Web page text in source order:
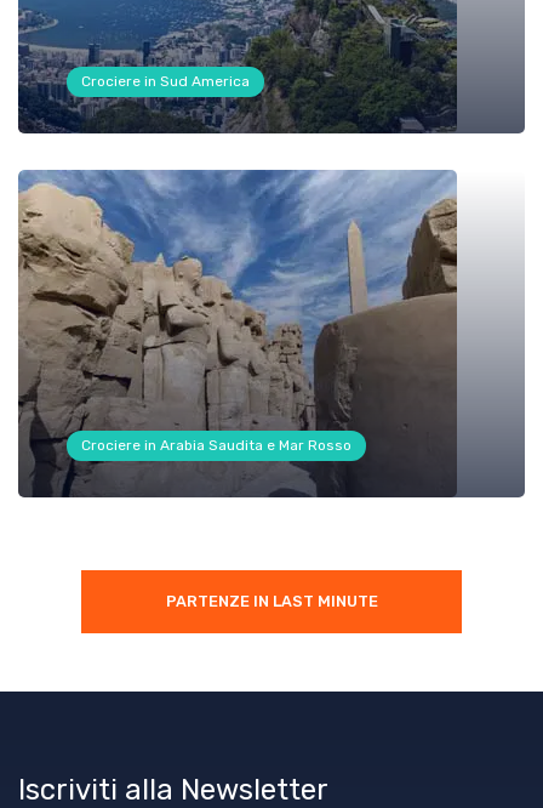
Crociere in Sud America
Crociere in Arabia Saudita e Mar Rosso
PARTENZE IN LAST MINUTE
Iscriviti alla Newsletter